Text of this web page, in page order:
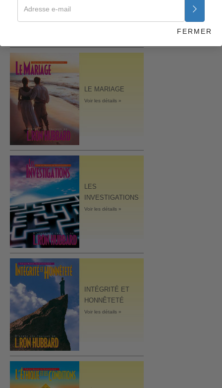
LE MARIAGE
Voir les détails »
LES
INVESTIGATIONS
Voir les détails »
INTÉGRITÉ ET
HONNÊTETÉ
Voir les détails »
FERMER